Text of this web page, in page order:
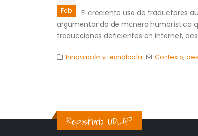
Feb
El creciente uso de traductores
argumentando de manera humorística
traducciones deficientes en internet,
Innovación y tecnología Contexto,
Repositorio UDLAP